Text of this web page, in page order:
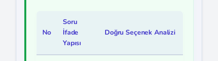
No
Soru
İfade
Yapısı
Doğru Seçenek Analizi